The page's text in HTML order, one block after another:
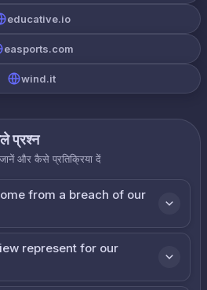
educative.io
easports.com
wind.it
प्रश्न
और कैसे प्रतिक्रिया दें
from a breach of our
represent for our